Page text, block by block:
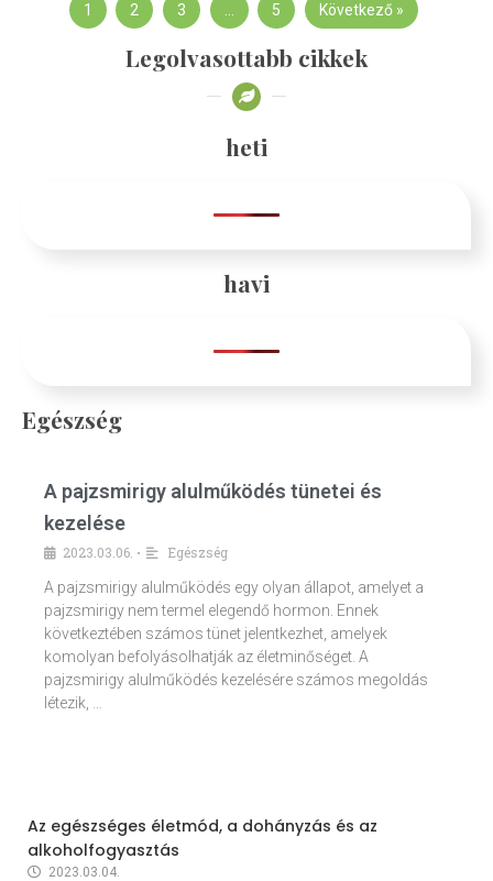
1 2 3 … 5 Következő »
Legolvasottabb cikkek
heti
havi
Egészség
A pajzsmirigy alulműködés tünetei és
kezelése
2023.03.06. •
Egészség
A pajzsmirigy alulműködés egy olyan állapot, amelyet a
pajzsmirigy nem termel elegendő hormon. Ennek
következtében számos tünet jelentkezhet, amelyek
komolyan befolyásolhatják az életminőséget. A
pajzsmirigy alulműködés kezelésére számos megoldás
létezik, …
Az egészséges életmód, a dohányzás és az
alkoholfogyasztás
2023.03.04.